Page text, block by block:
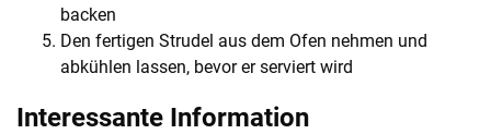
backen
Den fertigen Strudel aus dem Ofen nehmen und
abkühlen lassen, bevor er serviert wird
Interessante Information